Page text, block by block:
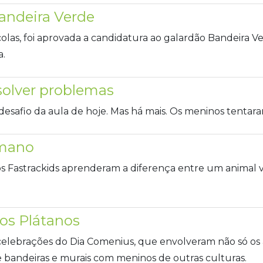
Verde
foi aprovada a candidatura ao galardão Bandeira
problemas
da aula de hoje. Mas há mais. Os meninos
Fastrackids aprenderam a diferença entre um
Plátanos
do Dia Comenius, que envolveram não só
bandeiras e murais com meninos de outras culturas.